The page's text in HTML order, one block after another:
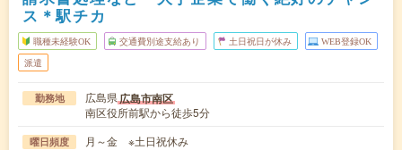
ス＊駅チカ
職種未経験OK 交通費別途支給あり 土日祝日が休み WEB登録OK
派遣
勤務地 広島県広島市南区
南区役所前駅から徒歩5分
曜日頻度 月～金 ※土日祝休み